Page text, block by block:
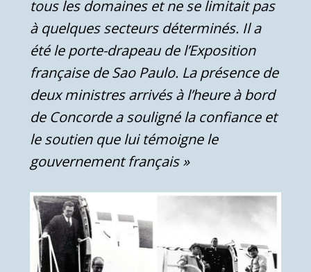
tous les domaines et ne se limitait pas
à quelques secteurs déterminés. Il a
été le porte-drapeau de l’Exposition
française de Sao Paulo. La présence de
deux ministres arrivés à l’heure à bord
de Concorde a souligné la confiance et
le soutien que lui témoigne le
gouvernement français »